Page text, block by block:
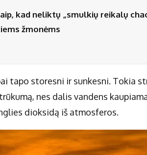
kad neliktų „smulkių reikalų
žmonėms
tapo storesni ir sunkesni. Tokia
nes dalis vandens
dioksidą iš atmosferos.